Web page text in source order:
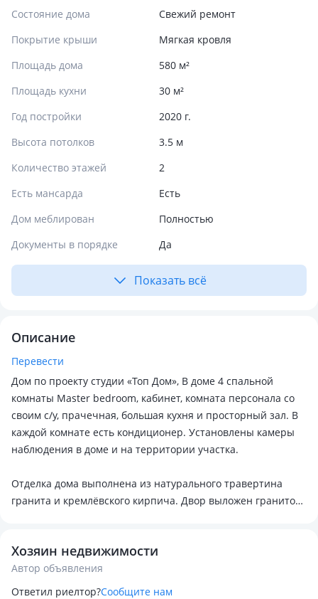
Состояние дома
Свежий ремонт
Покрытие крыши
Мягкая кровля
Площадь дома
580 м²
Площадь кухни
30 м²
Год постройки
2020 г.
Высота потолков
3.5 м
Количество этажей
2
Есть мансарда
Есть
Дом меблирован
Полностью
Документы в порядке
Да
Показать всё
Описание
Перевести
Дом по проекту студии «Топ Дом», В доме 4 спальной
комнаты Master bedroom, кабинет, комната персонала со
своим с/у, прачечная, большая кухня и просторный зал. В
каждой комнате есть кондиционер. Установлены камеры
наблюдения в доме и на территории участка.
Отделка дома выполнена из натурального травертина
гранита и кремлёвского кирпича. Двор выложен гранитом
На участке имеется 2 дома, второй дом 100 м2 полностью
отапливаемый, в доме имеется кухня и банный комплекс а
также дом полностью мебелирован и оснащен техникой
Хозяин недвижимости
Автор объявления
Ответил риелтор?Сообщите нам